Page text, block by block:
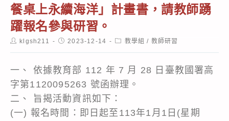
餐桌上永續海洋」計畫書，請教師踴
躍報名參與研習。
Postklgsh211
Post2023-12-14
Post教學組 / 教師研習
一、 依據教育部 112 年 7 月 28 日臺教國署高
字第1120095263 號函辦理。
二、 旨揭活動資訊如下：
(一) 報名時間：即日起至113年1月1日(星期